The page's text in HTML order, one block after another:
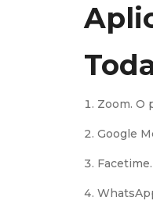
Zoom. O
Google
Facetime.